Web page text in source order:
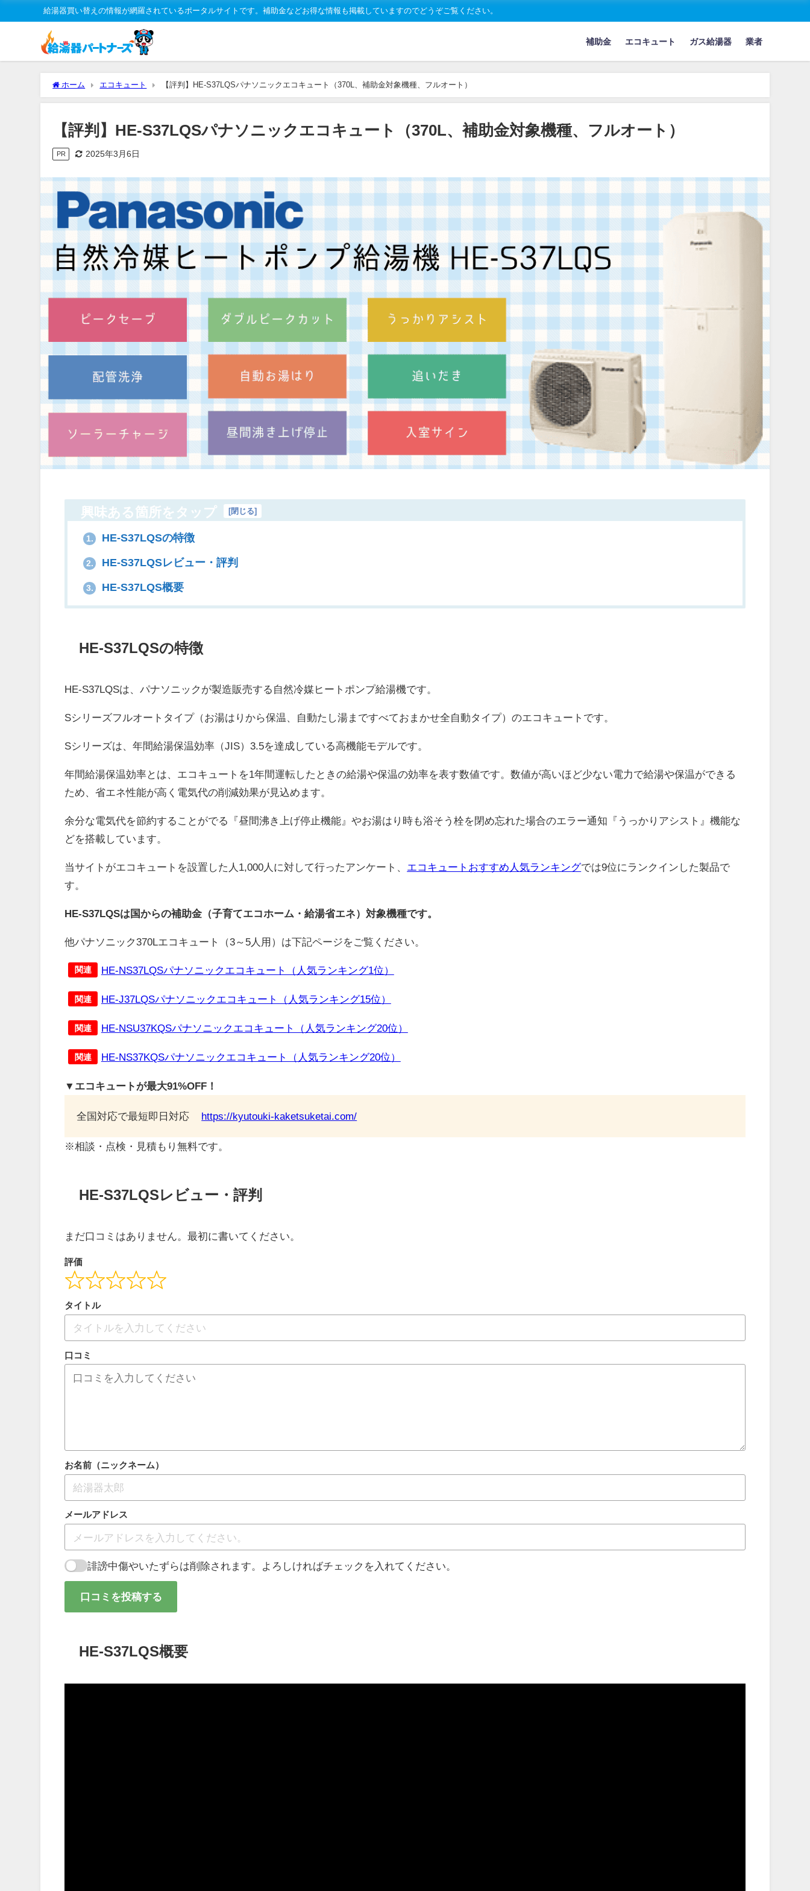
給湯器買い替えの情報が網羅されているポータルサイトです。補助金などお得な情報も掲載していますのでどうぞご覧ください。
補助金 エコキュート ガス給湯器 業者
ホーム エコキュート 【評判】HE-S37LQSパナソニックエコキュート（370L、補助金対象機種、フルオート）
【評判】HE-S37LQSパナソニックエコキュート（370L、補助金対象機種、フルオート）
PR 2025年3月6日
興味ある箇所をタップ [閉じる]
1. HE-S37LQSの特徴
2. HE-S37LQSレビュー・評判
3. HE-S37LQS概要
HE-S37LQSの特徴
HE-S37LQSは、パナソニックが製造販売する自然冷媒ヒートポンプ給湯機です。
Sシリーズフルオートタイプ（お湯はりから保温、自動たし湯まですべておまかせ全自動タイプ）のエコキュートです。
Sシリーズは、年間給湯保温効率（JIS）3.5を達成している高機能モデルです。
年間給湯保温効率とは、エコキュートを1年間運転したときの給湯や保温の効率を表す数値です。数値が高いほど少ない電力で給湯や保温ができる
ため、省エネ性能が高く電気代の削減効果が見込めます。
余分な電気代を節約することがでる『昼間沸き上げ停止機能』やお湯はり時も浴そう栓を閉め忘れた場合のエラー通知『うっかりアシスト』機能な
どを搭載しています。
当サイトがエコキュートを設置した人1,000人に対して行ったアンケート、 エコキュートおすすめ人気ランキングでは9位にランクインした製品で
す。
HE-S37LQSは国からの補助金（子育てエコホーム・給湯省エネ）対象機種です。
他パナソニック370Lエコキュート（3～5人用）は下記ページをご覧ください。
関連 HE-NS37LQSパナソニックエコキュート（人気ランキング1位）
関連 HE-J37LQSパナソニックエコキュート（人気ランキング15位）
関連 HE-NSU37KQSパナソニックエコキュート（人気ランキング20位）
関連 HE-NS37KQSパナソニックエコキュート（人気ランキング20位）
▼エコキュートが最大91%OFF！
全国対応で最短即日対応 https://kyutouki-kaketsuketai.com/
※相談・点検・見積もり無料です。
HE-S37LQSレビュー・評判
まだ口コミはありません。最初に書いてください。
評価
タイトル
口コミ
お名前（ニックネーム）
メールアドレス
誹謗中傷やいたずらは削除されます。よろしければチェックを入れてください。
口コミを投稿する
HE-S37LQS概要